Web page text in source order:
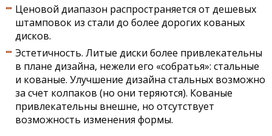
Ценовой диапазон распространяется от дешевых
штамповок из стали до более дорогих кованых
дисков.
Эстетичность. Литые диски более привлекательны
в плане дизайна, нежели его «собратья»: стальные
и кованые. Улучшение дизайна стальных возможно
за счет колпаков (но они теряются). Кованые
привлекательны внешне, но отсутствует
возможность изменения формы.